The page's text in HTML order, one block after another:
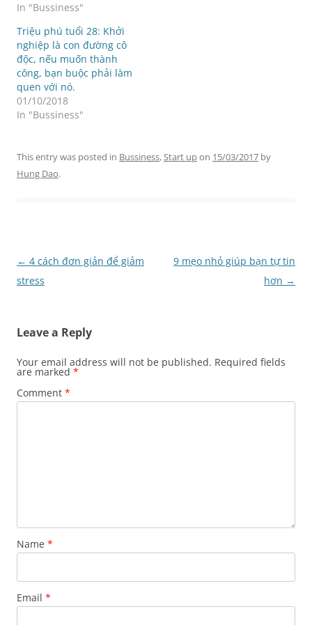
In "Bussiness"
Triệu phú tuổi 28: Khởi
nghiệp là con đường cô
độc, nếu muốn thành
công, bạn buộc phải làm
quen với nó.
01/10/2018
In "Bussiness"
This entry was posted in Bussiness,Start upon 15/03/2017 by
Hung Dao.
Post
navigation
← 4 cách đơn giản để giảm
stress
9 mẹo nhỏ giúp bạn tự tin
hơn →
Leave a Reply
Your email address will not be published. Required fields
are marked *
Comment *
Name *
Email *